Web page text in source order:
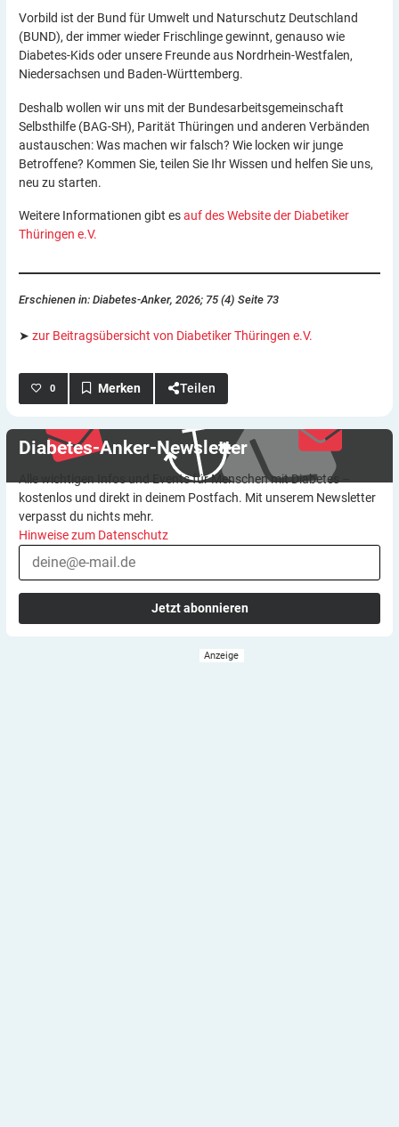
Vorbild ist der Bund für Umwelt und Naturschutz Deutschland
(BUND), der immer wieder Frischlinge gewinnt, genauso wie
Diabetes-Kids oder unsere Freunde aus Nordrhein-Westfalen,
Niedersachsen und Baden-Württemberg.
Deshalb wollen wir uns mit der Bundesarbeitsgemeinschaft
Selbsthilfe (BAG-SH), Parität Thüringen und anderen Verbänden
austauschen: Was machen wir falsch? Wie locken wir junge
Betroffene? Kommen Sie, teilen Sie Ihr Wissen und helfen Sie uns,
neu zu starten.
Weitere Informationen gibt esauf des Website der Diabetiker
Thüringen e.V.
Erschienen in: Diabetes-Anker, 2026; 75 (4) Seite 73
➤ zur Beitragsübersicht von Diabetiker Thüringen e.V.
0 Teilen
Diabetes-Anker-Newsletter
Alle wichtigen Infos und Events für Menschen mit Diabetes –
kostenlos und direkt in deinem Postfach. Mit unserem Newsletter
verpasst du nichts mehr.
Hinweise zum Datenschutz
Jetzt abonnieren